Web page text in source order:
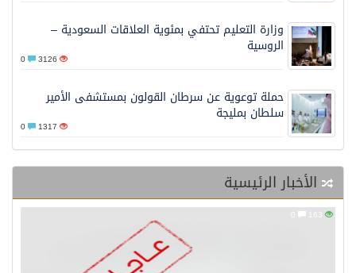
وزارة التعليم تحتفي بمئوية العلاقات السعودية –
الروسية
3126
حملة توعوية عن سرطان القولون بمستشفى الأمير
سلطان بمليجة
1317
الأخبار الرئيسية